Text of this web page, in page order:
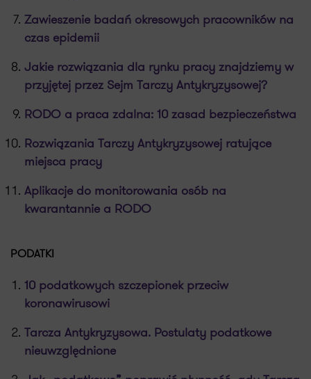
Zawieszenie badań okresowych pracowników na
czas epidemii
Jakie rozwiązania dla rynku pracy znajdziemy w
przyjętej przez Sejm Tarczy Antykryzysowej?
RODO a praca zdalna: 10 zasad bezpieczeństwa
Rozwiązania Tarczy Antykryzysowej ratujące
miejsca pracy
Aplikacje do monitorowania osób na
kwarantannie a RODO
PODATKI
10 podatkowych szczepionek przeciw
koronawirusowi
Tarcza Antykryzysowa. Postulaty podatkowe
nieuwzględnione